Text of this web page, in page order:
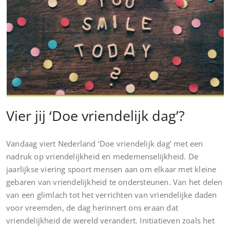
Vier jij ‘Doe vriendelijk dag’?
Vandaag viert Nederland ‘Doe vriendelijk dag’ met een
nadruk op vriendelijkheid en medemenselijkheid. De
jaarlijkse viering spoort mensen aan om elkaar met kleine
gebaren van vriendelijkheid te ondersteunen. Van het delen
van een glimlach tot het verrichten van vriendelijke daden
voor vreemden, de dag herinnert ons eraan dat
vriendelijkheid de wereld verandert. Initiatieven zoals het